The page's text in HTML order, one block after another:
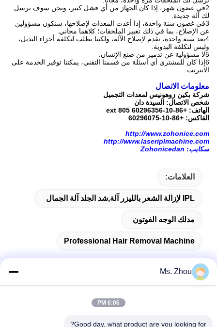
2في غضون شهر، إذا كان الجهاز من أي فشل كبير، ونحن سوف ترسل
لك آلة جديدة.
3في غضون سنة واحدة، إذا أعدت المعدات لإصلاحها، سنكون مسؤولين
عن الإصلاح، بما في ذلك تغيير الملحقات؛ كلاهما مجاني.
4بعد سنة واحدة، نقدم لإصلاح الآلة، ولكننا نطلب لتكلفة أجزاء البديل،
وليس لتكلفة اليدوية.
5لا مسؤولية عن تدمير من صنع الإنسان.
6إذا كان للمشتري أي أسئلة من قسمنا التقني، يمكننا توفير الخدمة على
الانترنت.
معلومات الاتصال
شركة بكين زوهونيس لمعدات التجميل
شخص الاتصال: السيدة دان
الهاتف: +86-10-60296356 ext 805
الفاكس: +86-10-60296075
http://www.zohonice.com
http://www.laseriplmachine.com
سكايب: Zohonicedan
العلامات:
IPL لإزالة الشعر بالليزر آلة,شد الجلد آلة الجمال
مدلك الوجه الفوتون
Professional Hair Removal Machine
العنوان
Ms. Zhou
6:06 PM
Good day, what product are you looking for?